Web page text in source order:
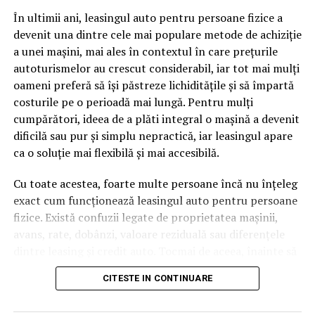
cuvinte tematice, scrise exact în limbajul în care se
caută.
Apoi vine partea de comportament. O pagină pe care
vizitatorii stau zece, cincisprezece minute ca să
urmărească replay-ul trimite un semnal greu de ignorat.
Google nu îți măsoară direct satisfacția, însă timpul
petrecut, scrollul și revenirile spun ceva despre cât de
util e materialul.
Și mai e ceva ce se uită ușor. Un webinar reușit atrage
linkuri aproape de la sine. Cineva îl menționează într-un
newsletter, altcineva îl citează într-un articol, un
partener îl trimite în comunitatea lui. Fiecare astfel de
tău, iar autoritatea e moneda forte în SEO.
În ultimii ani, leasingul auto pentru persoane fizice a
devenit una dintre cele mai populare metode de achiziție
a unei mașini, mai ales în contextul în care prețurile
autoturismelor au crescut considerabil, iar tot mai mulți
oameni preferă să își păstreze lichiditățile și să împartă
costurile pe o perioadă mai lungă. Pentru mulți
cumpărători, ideea de a plăti integral o mașină a devenit
dificilă sau pur și simplu nepractică, iar leasingul apare
ca o soluție mai flexibilă și mai accesibilă.
Cu toate acestea, foarte multe persoane încă nu înțeleg
exact cum funcționează leasingul auto pentru persoane
fizice. Există confuzii legate de proprietatea mașinii,
avans, rate, dobânzi, valoare reziduală sau diferențele
semnezi orice contract, este important să înțelegi clar
mecanismul acestui tip de finanțare și să știi la ce să fii
CITESTE IN CONTINUARE